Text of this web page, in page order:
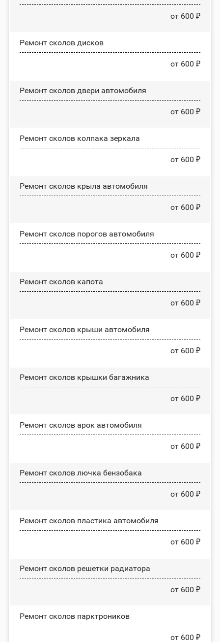
от 600 ₽
Ремонт сколов дисков
от 600 ₽
Ремонт сколов двери автомобиля
от 600 ₽
Ремонт сколов колпака зеркала
от 600 ₽
Ремонт сколов крыла автомобиля
от 600 ₽
Ремонт сколов порогов автомобиля
от 600 ₽
Ремонт сколов капота
от 600 ₽
Ремонт сколов крыши автомобиля
от 600 ₽
Ремонт сколов крышки багажника
от 600 ₽
Ремонт сколов арок автомобиля
от 600 ₽
Ремонт сколов лючка бензобака
от 600 ₽
Ремонт сколов пластика автомобиля
от 600 ₽
Ремонт сколов решетки радиатора
от 600 ₽
Ремонт сколов парктроников
от 600 ₽